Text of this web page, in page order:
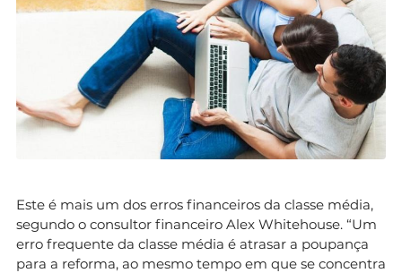
Este é mais um dos erros financeiros da classe média,
segundo o consultor financeiro Alex Whitehouse. “Um
erro frequente da classe média é atrasar a poupança
para a reforma, ao mesmo tempo em que se concentra